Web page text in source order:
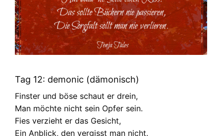
Tag 12: demonic (dämonisch)
Finster und böse schaut er drein,
Man möchte nicht sein Opfer sein.
Fies verzieht er das Gesicht,
Ein Anblick, den vergisst man nicht.